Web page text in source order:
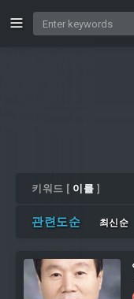
키워드 [ 이를 ]
관련도순 최신순